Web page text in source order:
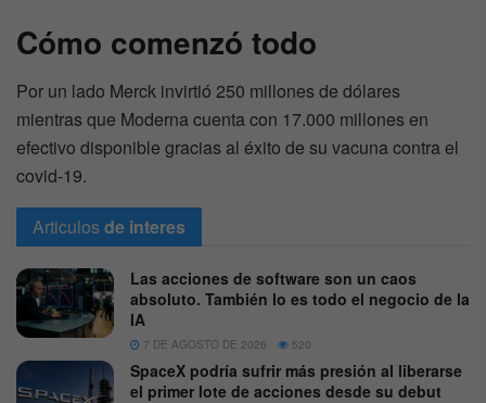
Cómo comenzó todo
Por un lado Merck invirtió 250 millones de dólares
mientras que Moderna cuenta con 17.000 millones en
efectivo disponible gracias al éxito de su vacuna contra el
covid-19.
Articulosde interes
Las acciones de software son un caos
absoluto. También lo es todo el negocio de la
IA
7 DE AGOSTO DE 2026 520
SpaceX podría sufrir más presión al liberarse
el primer lote de acciones desde su debut